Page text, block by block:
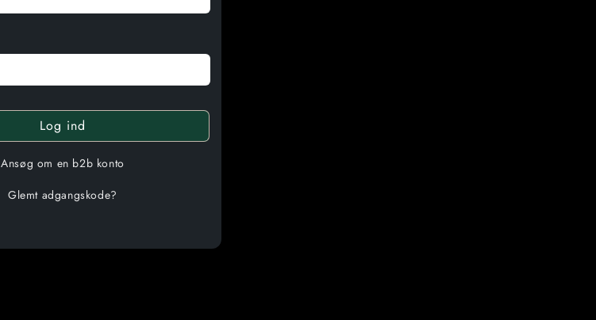
Log ind
Ansøg om en b2b konto
Glemt adgangskode?